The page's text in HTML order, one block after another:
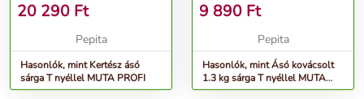
20 290 Ft
Pepita
Hasonlók, mint Kertész ásó
sárga T nyéllel MUTA PROFI
9 890 Ft
Pepita
Hasonlók, mint Ásó kovácsolt
1.3 kg sárga T nyéllel MUTA
PROFI